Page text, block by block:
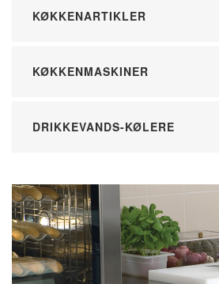
KØKKENARTIKLER
KØKKENMASKINER
DRIKKEVANDS-KØLERE